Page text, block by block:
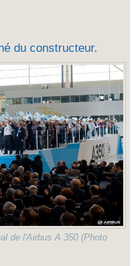
du constructeur.
de l'Airbus A 350 (Photo